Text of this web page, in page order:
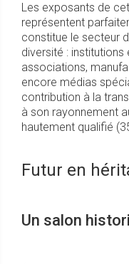
Les exposants de
représentent
constitue le secteur
diversité :
associations,
encore médias
contribution à la
à son rayonnement
hautement qualifié
Futur en
Un salon